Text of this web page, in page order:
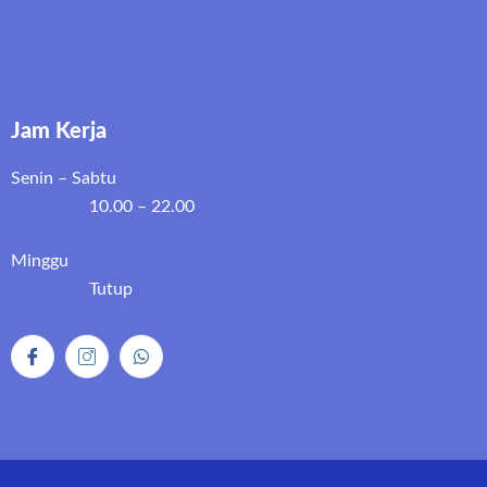
Jam Kerja
Senin – Sabtu
10.00 – 22.00
Minggu
Tutup